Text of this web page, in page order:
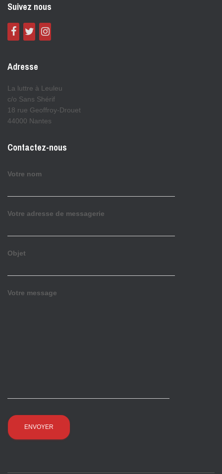
Suivez nous
Adresse
La luttre à Leuleu
c/o Sans Shérif
18 rue Geoffroy-Drouet
44000 Nantes
Contactez-nous
Votre nom
Votre adresse de messagerie
Objet
Votre message